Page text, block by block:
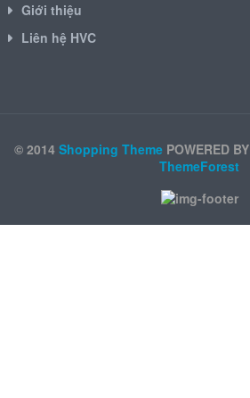
Giới thiệu
Liên hệ HVC
© 2014 Shopping Theme POWERED BY
ThemeForest